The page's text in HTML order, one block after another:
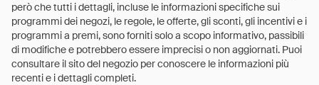
però che tutti i dettagli, incluse le informazioni specifiche sui
programmi dei negozi, le regole, le offerte, gli sconti, gli incentivi e i
programmi a premi, sono forniti solo a scopo informativo, passibili
di modifiche e potrebbero essere imprecisi o non aggiornati. Puoi
consultare il sito del negozio per conoscere le informazioni più
recenti e i dettagli completi.